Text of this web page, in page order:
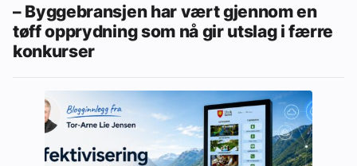
– Byggebransjen har vært gjennom en
tøff opprydning som nå gir utslag i færre
konkurser